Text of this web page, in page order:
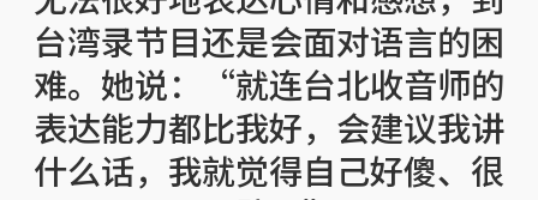
台湾录节目还是会面对语言的困
难。她说：“就连台北收音师的
表达能力都比我好，会建议我讲
什么话，我就觉得自己好傻、很